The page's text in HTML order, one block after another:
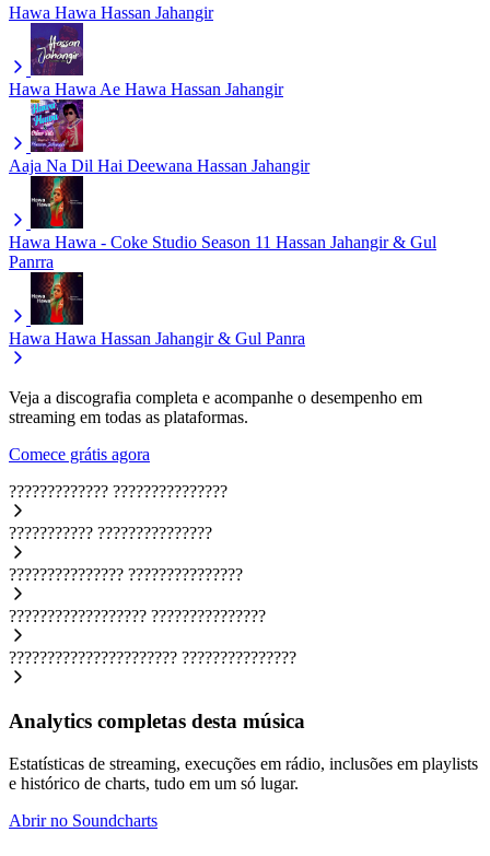
Hawa Hawa Hassan Jahangir
Hawa Hawa Ae Hawa Hassan Jahangir
Aaja Na Dil Hai Deewana Hassan Jahangir
Hawa Hawa - Coke Studio Season 11 Hassan Jahangir & Gul
Panrra
Hawa Hawa Hassan Jahangir & Gul Panra
Veja a discografia completa e acompanhe o desempenho em
streaming em todas as plataformas.
Comece grátis agora
????????????? ???????????????
??????????? ???????????????
??????????????? ???????????????
?????????????????? ???????????????
?????????????????????? ???????????????
Analytics completas desta música
Estatísticas de streaming, execuções em rádio, inclusões em playlists
e histórico de charts, tudo em um só lugar.
Abrir no Soundcharts